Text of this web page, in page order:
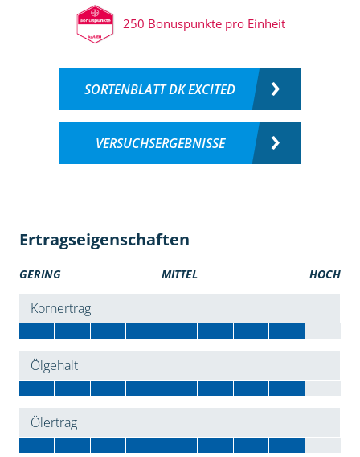
250 Bonuspunkte pro Einheit
SORTENBLATT DK EXCITED
VERSUCHSERGEBNISSE
Ertragseigenschaften
GERING MITTEL HOCH
Kornertrag
Ölgehalt
Ölertrag